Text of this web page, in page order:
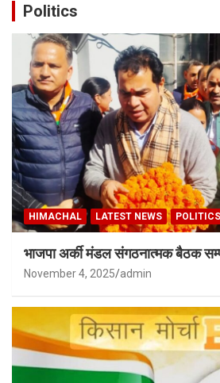
Politics
HIMACHAL LATEST NEWS POLITICS
भाजपा अर्की मंडल संगठनात्मक बैठक
November 4, 2025 admin